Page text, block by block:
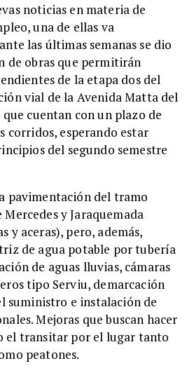
noticias en materia de
una de ellas va
las últimas semanas se dio
de obras que permitirán
de la etapa dos del
vial de la Avenida Matta del
que cuentan con un plazo de
corridos, esperando estar
del segundo semestre
pavimentación del tramo
y Jaraquemada
y aceras), pero, además,
de agua potable por tubería
de aguas lluvias, cámaras
tipo Serviu, demarcación
suministro e instalación de
Mejoras que buscan hacer
el transitar por el lugar tanto
peatones.